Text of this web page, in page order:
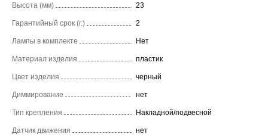
Высота (мм) 23
Гарантийный срок (г.) 2
Лампы в комплекте Нет
Материал изделия пластик
Цвет изделия черный
Диммирование нет
Тип крепления Накладной/подвесной
Датчик движения нет